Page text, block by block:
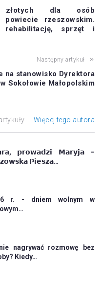
dla osób
powiecie rzeszowskim.
sprzęt i
Następny artykuł
na stanowisko Dyrektora
Sokołowie Małopolskim
Więcej tego autora
𝗽𝗿𝗼𝘄𝗮𝗱𝘇𝗶 𝗠𝗮𝗿𝘆𝗷𝗮 –
𝗣𝗶𝗲𝘀𝘇𝗮…
r. - dniem wolnym w
nagrywać rozmowę bez
Kiedy…